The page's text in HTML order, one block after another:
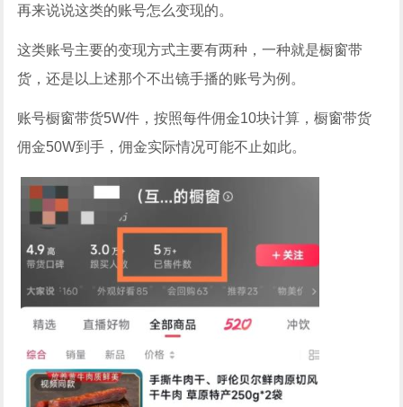
再来说说这类的账号怎么变现的。
这类账号主要的变现方式主要有两种，一种就是橱窗带
货，还是以上述那个不出镜手播的账号为例。
账号橱窗带货5W件，按照每件佣金10块计算，橱窗带货
佣金50W到手，佣金实际情况可能不止如此。